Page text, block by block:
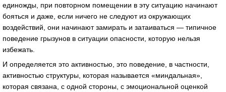
единожды, при повторном помещении в эту ситуацию начинают
бояться и даже, если ничего не следуют из окружающих
воздействий, они начинают замирать и затаиваться — типичное
поведение грызунов в ситуации опасности, которую нельзя
избежать.
И определяется это активностью, это поведение, в частности,
активностью структуры, которая называется «миндальная»,
которая связана, с одной стороны, с эмоциональной оценкой